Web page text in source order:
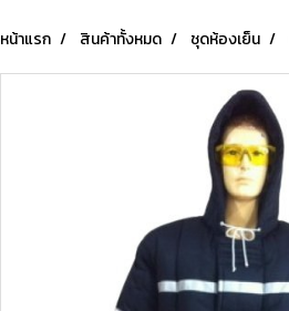
หน้าแรก สินค้าทั้งหมด ชุดห้องเย็น